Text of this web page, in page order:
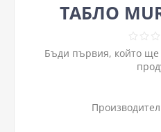
ТАБЛО
Бъди първия, който ще